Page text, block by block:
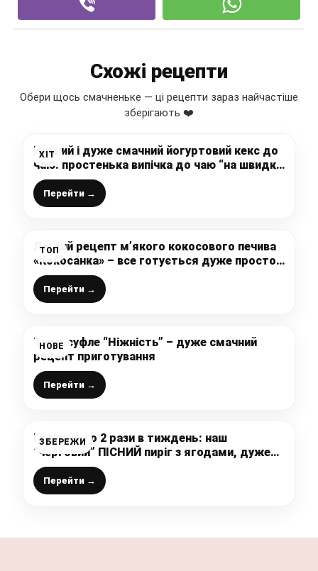
Схожі рецепти
Обери щось смачненьке — ці рецепти зараз найчастіше
зберігають ❤️
ХІТ
Ніжний і дуже смачний йогуртовий кекс до
чаю: простенька випічка до чаю “на швидку
руку”
Перейти →
ТОП
Легкий рецепт м’якого кокосового печива
«Кокосанка» – все готується дуже просто!
Рекомендую!
Перейти →
НОВЕ
Торт-суфле “Ніжність” – дуже смачний
рецепт приготування
Перейти →
ЗБЕРЕЖИ
Готую його 2 рази в тиждень: наш
“черговий” ПІСНИЙ пиріг з ягодами, дуже
смачний і ніжний (важко втриматися, щоб
не з’їсти весь відразу)
Перейти →